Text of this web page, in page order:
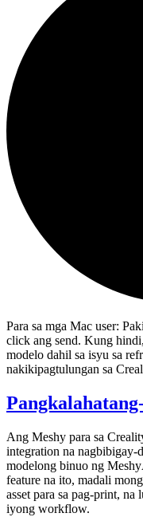
Para sa mga Mac user:
click ang send. Kung
modelo dahil sa isyu sa
nakikipagtulungan sa
Ang Meshy para sa
integration na nagbibigay-
modelong binuo ng
feature na ito, madali
asset para sa pag-print, na
iyong workflow.